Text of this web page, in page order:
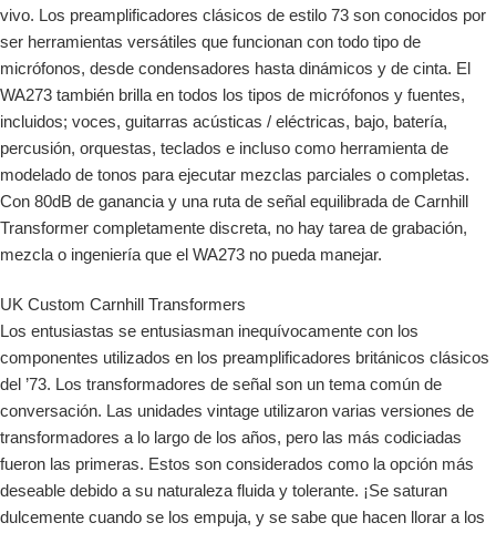
vivo. Los preamplificadores clásicos de estilo 73 son conocidos por
ser herramientas versátiles que funcionan con todo tipo de
micrófonos, desde condensadores hasta dinámicos y de cinta. El
WA273 también brilla en todos los tipos de micrófonos y fuentes,
incluidos; voces, guitarras acústicas / eléctricas, bajo, batería,
percusión, orquestas, teclados e incluso como herramienta de
modelado de tonos para ejecutar mezclas parciales o completas.
Con 80dB de ganancia y una ruta de señal equilibrada de Carnhill
Transformer completamente discreta, no hay tarea de grabación,
mezcla o ingeniería que el WA273 no pueda manejar.
UK Custom Carnhill Transformers
Los entusiastas se entusiasman inequívocamente con los
componentes utilizados en los preamplificadores británicos clásicos
del ’73. Los transformadores de señal son un tema común de
conversación. Las unidades vintage utilizaron varias versiones de
transformadores a lo largo de los años, pero las más codiciadas
fueron las primeras. Estos son considerados como la opción más
deseable debido a su naturaleza fluida y tolerante. ¡Se saturan
dulcemente cuando se los empuja, y se sabe que hacen llorar a los